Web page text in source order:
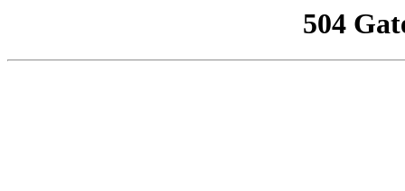
504